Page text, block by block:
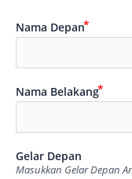
Nama Depan
Nama Belakang
Gelar Depan
Masukkan Gelar Depan